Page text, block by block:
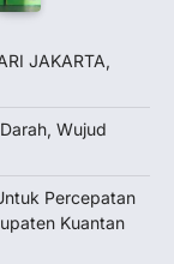
JAKARTA,
Wujud
Percepatan
Kuantan